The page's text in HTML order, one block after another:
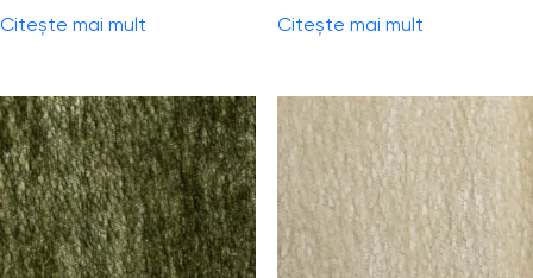
Citește mai mult Citește mai mult